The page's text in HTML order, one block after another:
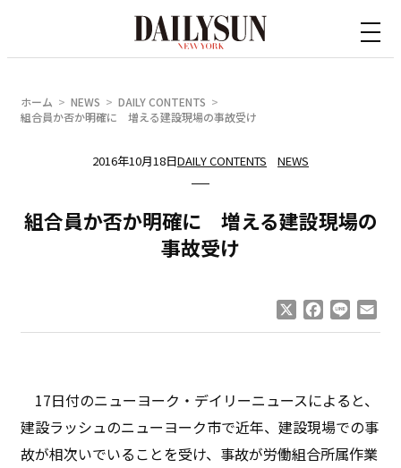
ホーム NEWS
DAILY CONTENTS
組合員か否か明確に 増える建設現場の事故受け
2016年10月18日DAILY CONTENTS NEWS
組合員か否か明確に 増える建設現場の
事故受け
Facebook
Line
17日付のニューヨーク・デイリーニュースによると、
建設ラッシュのニューヨーク市で近年、建設現場での事
故が相次いでいることを受け、事故が労働組合所属作業